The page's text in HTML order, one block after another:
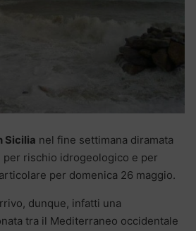
Sicilia nel fine settimana diramata
rischio idrogeologico e per
per domenica 26 maggio.
dunque, infatti una
tra il Mediterraneo occidentale